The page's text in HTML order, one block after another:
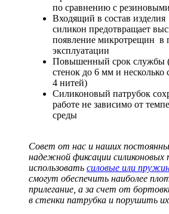
по сравнению с
Входящий в состав
силикон предотвращает
появление микротрещин в
эксплуатации
Повышенный срок службы
стенок до 6 мм и несколько
4 нитей)
Силиконовый патрубок
работе не зависимо от
среды
Совет от нас и наших
надежной фиксации силиконовых
использовать силовые или
смогут обеспечить наиболее
прилегание, а за счет от
в стенки патрубка и порушить